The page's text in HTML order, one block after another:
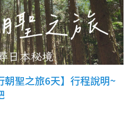
朝聖之旅6天】行程說明~